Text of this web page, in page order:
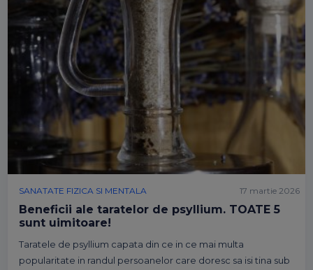
SANATATE FIZICA SI MENTALA
Beneficii ale taratelor de psyllium. TOATE 5
sunt uimitoare!
Taratele de psyllium capata din ce in ce mai multa
popularitate in randul persoanelor care doresc sa isi tina sub
17 martie 2026